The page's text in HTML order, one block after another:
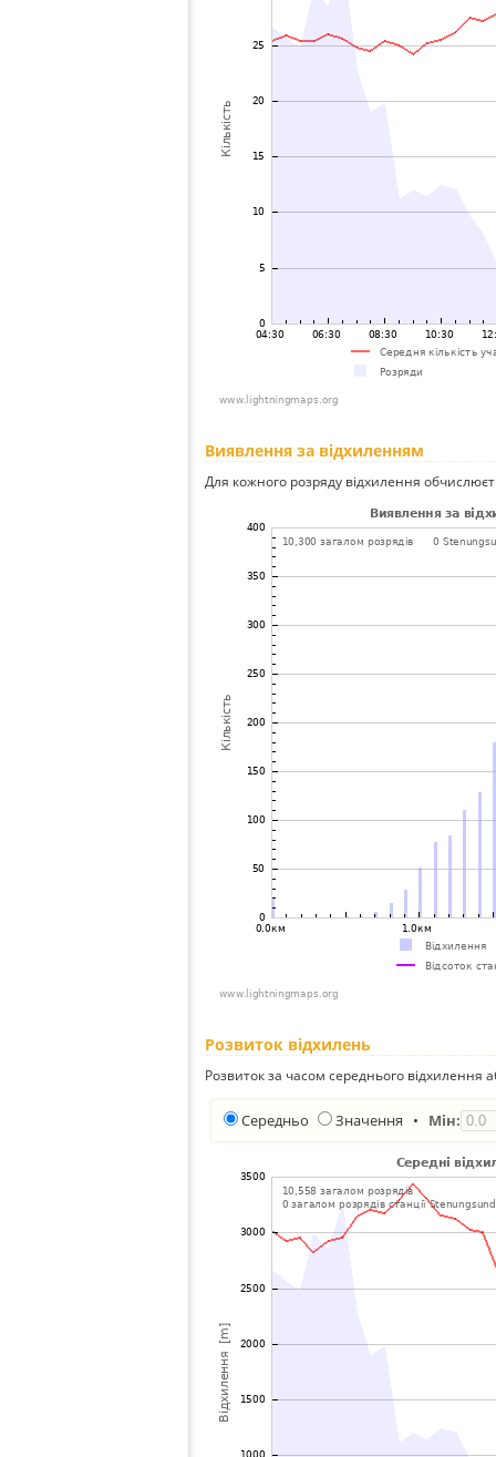
Виявлення за відхиленням
Для кожного розряду відхилення
Розвиток відхилень
Розвиток за часом середнього відхилення
Середньо Значення • Мін: